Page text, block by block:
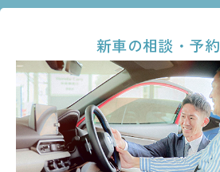
新車の相談・予約